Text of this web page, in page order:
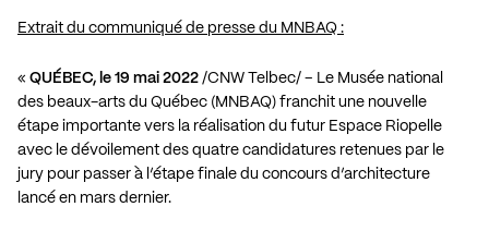
Extrait du communiqué de presse du MNBAQ :
« QUÉBEC, le 19 mai 2022 /CNW Telbec/ – Le Musée national
des beaux-arts du Québec (MNBAQ) franchit une nouvelle
étape importante vers la réalisation du futur Espace Riopelle
avec le dévoilement des quatre candidatures retenues par le
jury pour passer à l’étape finale du concours d’architecture
lancé en mars dernier.